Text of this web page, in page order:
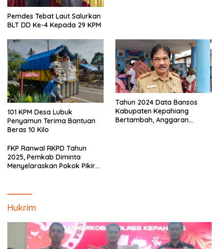
Pemdes Tebat Laut Salurkan
BLT DD Ke-4 Kepada 29 KPM
101 KPM Desa Lubuk
Penyamun Terima Bantuan
Beras 10 Kilo
Tahun 2024 Data Bansos
Kabupaten Kepahiang
Bertambah, Anggaran
FKP Ranwal RKPD Tahun
2025, Pemkab Diminta
Menyelaraskan Pokok Pikiran
Hukrim